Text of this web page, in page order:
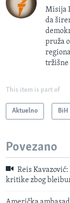
Misija
da
pruža
tržišne
This item is part of
Aktuelno BiH
Povezano
Reis
kritike zbog